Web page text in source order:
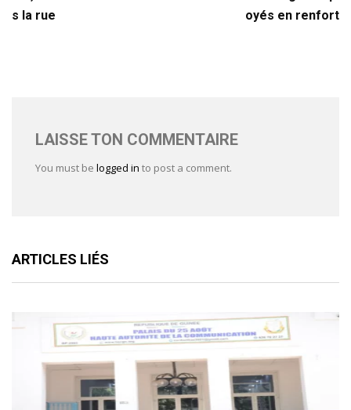
s la rue
oyés en renfort
LAISSE TON COMMENTAIRE
You must be logged in to post a comment.
ARTICLES LIÉS